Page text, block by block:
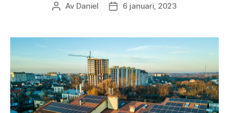
Inläggsförfattare
Av Daniel Inläggsdatum
6 januari, 2023